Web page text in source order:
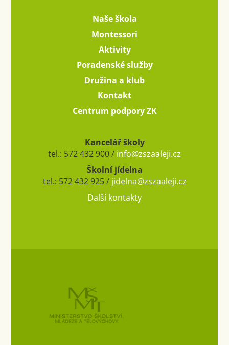
Naše škola
Montessori
Aktivity
Poradenské služby
Družina a klub
Kontakt
Centrum podpory ZK
Kancelář školy
tel.: 572 432 900 / info@zszaaleji.cz
Školní jídelna
tel.: 572 432 925 / jidelna@zszaaleji.cz
Další kontakty